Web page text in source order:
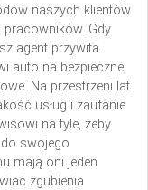
naszych klientów
Gdy
agent przywita
auto na bezpieczne,
Na przestrzeni lat
usług i zaufanie
na tyle, żeby
swojego
mają oni jeden
zgubienia